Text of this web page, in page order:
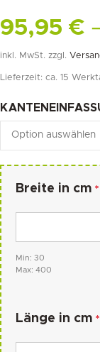
95,95 €
inkl. MwSt. zzgl.
Lieferzeit: ca. 15
Breite in cm *
Min: 30
Max: 400
Länge in cm *